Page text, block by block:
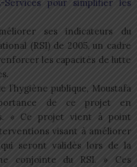
Services pour simplifier les
ses indicateurs du
(RSI) de 2005, un cadre
les capacités de lutte
publique, Moustafa
de ce projet en
« Ce projet vient à point
visant à améliorer
seront validés lors de la
conjointe du RSI. » Ces